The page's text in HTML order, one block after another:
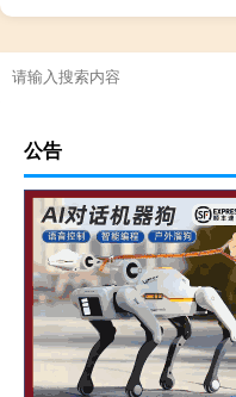
广西现代简约岩板贵吗
茶几桌客厅京东自营岩板
特别的岩板图案是什么
怎么区分岩石岩板的好坏
贵阳鱼肚金岩板茶几价格
哪里买岩板茶几便宜的
哪个品牌岩板是真的白
人工花岗石和岩板哪个好
佛山著名岩板市场在哪里
公告